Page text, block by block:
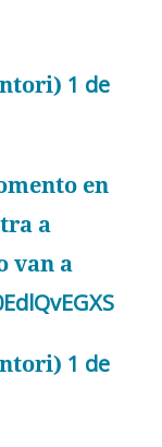
1 de
en
a
van a
1 de